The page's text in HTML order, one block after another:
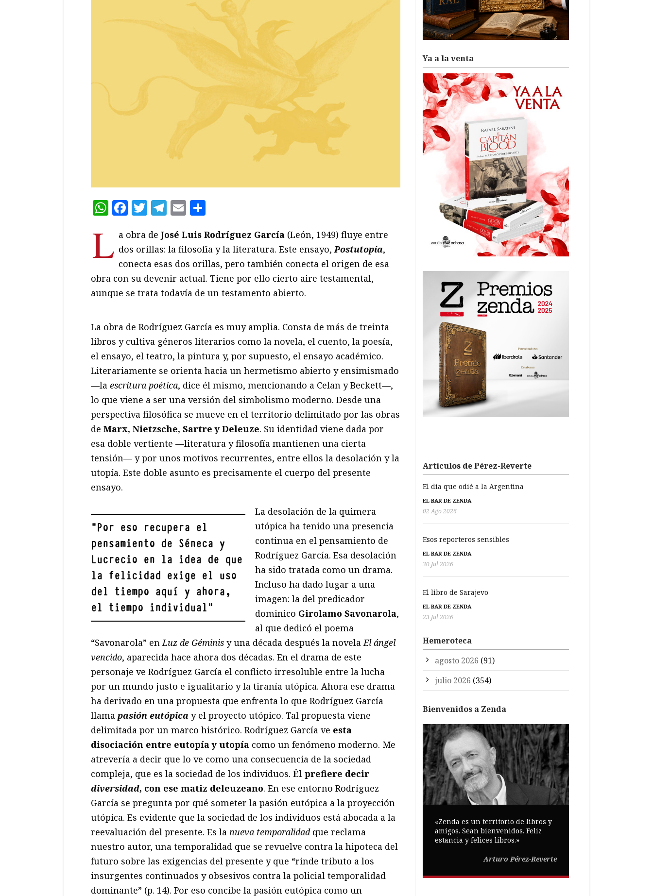
WhatsApp
Facebook
Twitter
Telegram
Email
L a obra de José Luis Rodríguez García (León, 1949) fluye entre
dos orillas: la filosofía y la literatura. Este ensayo, Postutopía,
conecta esas dos orillas, pero también conecta el origen de esa
obra con su devenir actual. Tiene por ello cierto aire testamental,
aunque se trata todavía de un testamento abierto.
La obra de Rodríguez García es muy amplia. Consta de más de treinta
libros y cultiva géneros literarios como la novela, el cuento, la poesía,
el ensayo, el teatro, la pintura y, por supuesto, el ensayo académico.
Literariamente se orienta hacia un hermetismo abierto y ensimismado
—la escritura poética, dice él mismo, mencionando a Celan y Beckett—,
lo que viene a ser una versión del simbolismo moderno. Desde una
perspectiva filosófica se mueve en el territorio delimitado por las obras
de Marx, Nietzsche, Sartre y Deleuze. Su identidad viene dada por
esa doble vertiente —literatura y filosofía mantienen una cierta
tensión— y por unos motivos recurrentes, entre ellos la desolación y la
utopía. Este doble asunto es precisamente el cuerpo del presente
ensayo.
"Por eso recupera el
pensamiento de Séneca y
Lucrecio en la idea de que
la felicidad exige el uso
del tiempo aquí y ahora,
el tiempo individual"
La desolación de la quimera
utópica ha tenido una presencia
continua en el pensamiento de
Rodríguez García. Esa desolación
ha sido tratada como un drama.
Incluso ha dado lugar a una
imagen: la del predicador
dominico Girolamo Savonarola,
al que dedicó el poema
“Savonarola” en Luz de Géminis y una década después la novela El ángel
vencido, aparecida hace ahora dos décadas. En el drama de este
personaje ve Rodríguez García el conflicto irresoluble entre la lucha
por un mundo justo e igualitario y la tiranía utópica. Ahora ese drama
ha derivado en una propuesta que enfrenta lo que Rodríguez García
llama pasión eutópica y el proyecto utópico. Tal propuesta viene
delimitada por un marco histórico. Rodríguez García ve esta
disociación entre eutopía y utopía como un fenómeno moderno. Me
atrevería a decir que lo ve como una consecuencia de la sociedad
compleja, que es la sociedad de los individuos. Él prefiere decir
diversidad, con ese matiz deleuzeano. En ese entorno Rodríguez
García se pregunta por qué someter la pasión eutópica a la proyección
utópica. Es evidente que la sociedad de los individuos está abocada a la
reevaluación del presente. Es la nueva temporalidadque reclama
nuestro autor, una temporalidad que se revuelve contra la hipoteca del
futuro sobre las exigencias del presente y que “rinde tributo a los
insurgentes continuados y obsesivos contra la policial temporalidad
dominante” (p. 14). Por eso concibe la pasión eutópica como un
Ya a la venta
Artículos de Pérez-Reverte
El día que odié a la Argentina
EL BAR DE ZENDA
02 Ago 2026
Esos reporteros sensibles
EL BAR DE ZENDA
30 Jul 2026
El libro de Sarajevo
EL BAR DE ZENDA
23 Jul 2026
Hemeroteca
agosto 2026 (91)
julio 2026 (354)
Bienvenidos a Zenda
«Zenda es un territorio de libros y
amigos. Sean bienvenidos. Feliz
estancia y felices libros.»
Arturo Pérez-Reverte